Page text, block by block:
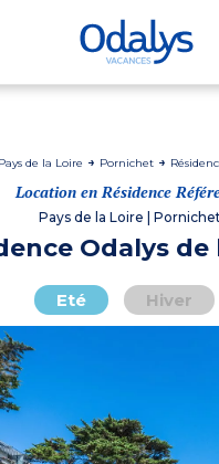
Pays de la Loire Pornichet
Location en Résidence
Pays de la Loire |
Odalys de
Eté Hiver